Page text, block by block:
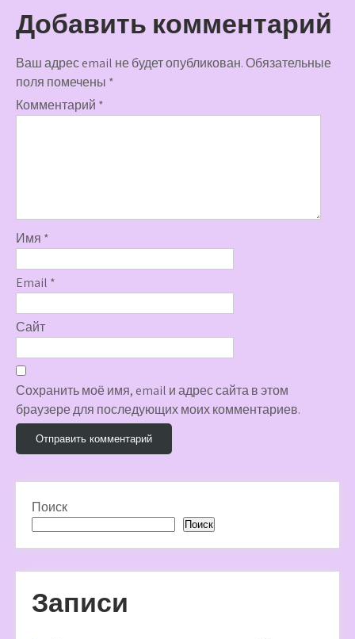
Добавить комментарий
Ваш адрес email не будет опубликован.Обязательные
поля помечены *
Комментарий *
Имя *
Email *
Сайт
Сохранить моё имя, email и адрес сайта в этом
браузере для последующих моих комментариев.
Поиск
Поиск
Записи